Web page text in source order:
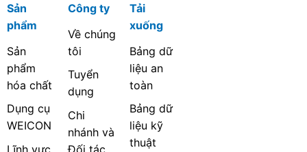
Sản
phẩm
Sản
phẩm
hóa chất
Dụng cụ
WEICON
Lĩnh vực
Công ty
Về chúng
tôi
Tuyển
dụng
Chi
nhánh và
Đối tác
Tải
xuống
Bảng dữ
liệu an
toàn
Bảng dữ
liệu kỹ
thuật